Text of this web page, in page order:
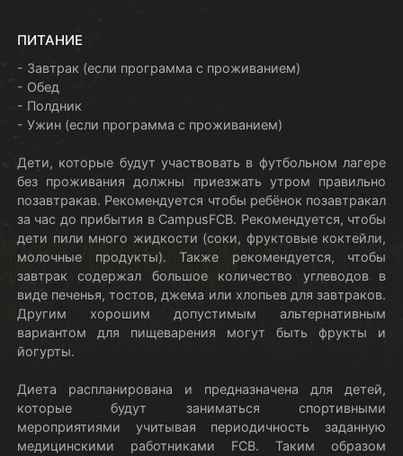
ПИТАНИЕ
- Завтрак (если программа с проживанием)
- Обед
- Полдник
- Ужин (если программа с проживанием)
Дети, которые будут участвовать в футбольном лагере
без проживания должны приезжать утром правильно
позавтракав. Рекомендуется чтобы ребёнок позавтракал
за час до прибытия в CampusFCB. Рекомендуется, чтобы
дети пили много жидкости (соки, фруктовые коктейли,
молочные продукты). Также рекомендуется, чтобы
завтрак содержал большое количество углеводов в
виде печенья, тостов, джема или хлопьев для завтраков.
Другим хорошим допустимым альтернативным
вариантом для пищеварения могут быть фрукты и
йогурты.
Диета распланирована и предназначена для детей,
которые будут заниматься спортивными
мероприятиями учитывая периодичность заданную
медицинскими работниками FCB. Таким образом